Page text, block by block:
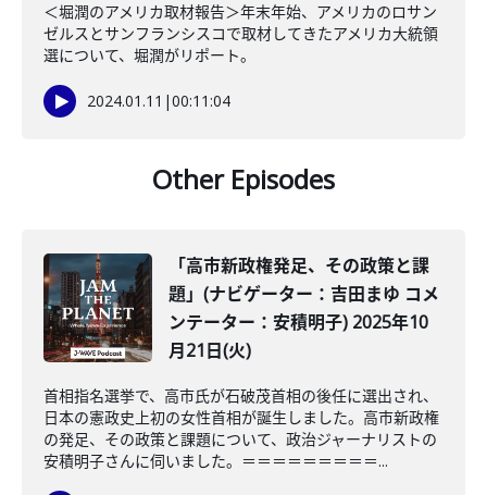
＜堀潤のアメリカ取材報告＞年末年始、アメリカのロサン
ゼルスとサンフランシスコで取材してきたアメリカ大統領
選について、堀潤がリポート。
2024.01.11 |00:11:04
Other Episodes
「高市新政権発足、その政策と課
題」(ナビゲーター：吉田まゆ コメ
ンテーター：安積明子) 2025年10
月21日(火)
首相指名選挙で、高市氏が石破茂首相の後任に選出され、
日本の憲政史上初の女性首相が誕生しました。高市新政権
の発足、その政策と課題について、政治ジャーナリストの
安積明子さんに伺いました。＝＝＝＝＝＝＝＝＝...